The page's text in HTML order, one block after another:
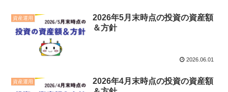
資産運用
2026年5月末時点の投資の資産額
＆方針
2026.06.01
資産運用
2026年4月末時点の投資の資産額